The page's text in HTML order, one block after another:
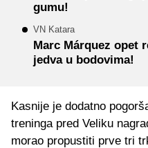
gumu!
VN Katara
Marc Márquez opet
jedva u bodovima!
Kasnije je dodatno
treninga pred Veliku
morao propustiti prve tri